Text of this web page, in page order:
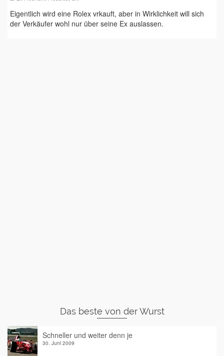
Eigentlich wird eine Rolex vrkauft, aber in Wirklichkeit will sich
der Verkäufer wohl nur über seine Ex auslassen.
Das beste von der Wurst
Schneller und weiter denn je
30. Juni 2009